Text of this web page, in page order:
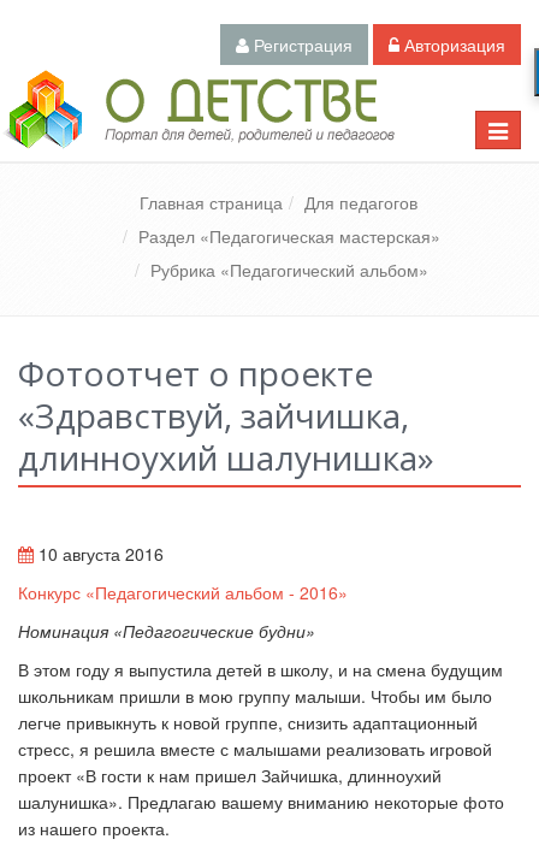
Регистрация Авторизация
Toggle
Педагогический портал «О детстве»
Главная страница
Для педагогов
Раздел «Педагогическая мастерская»
Рубрика «Педагогический альбом»
Фотоотчет о проекте
«Здравствуй, зайчишка,
длинноухий шалунишка»
10 августа 2016
Конкурс «Педагогический альбом - 2016»
Номинация «Педагогические будни»
В этом году я выпустила детей в школу, и на смена будущим
школьникам пришли в мою группу малыши. Чтобы им было
легче привыкнуть к новой группе, снизить адаптационный
стресс, я решила вместе с малышами реализовать игровой
проект «В гости к нам пришел Зайчишка, длинноухий
шалунишка». Предлагаю вашему вниманию некоторые фото
из нашего проекта.